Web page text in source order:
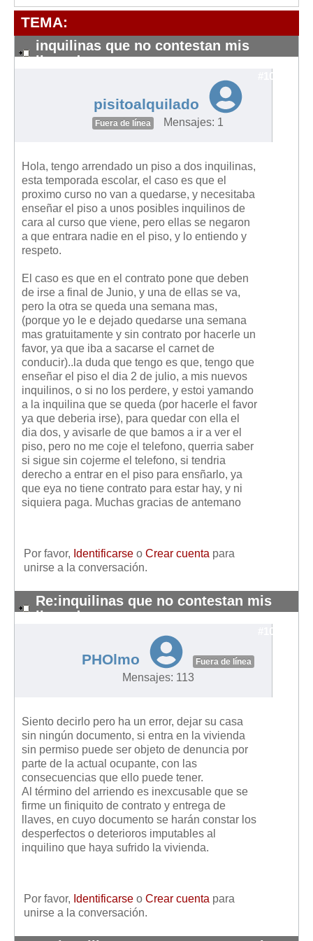
Requerimientos y comunicaciones
Formularios sobre Propiedad Horizontal
Modelos de Acta de Junta de Propietarios
Requerimientos y comunicaciones
Legislación
Legislación sobre la Comunidad de Propietarios
Legislación sobre Adquisición de Vivienda en Propiedad
Legislación de interés práctico
Diccionario
Usuario
Entrar / Salir
Mis boletines
TEMA:
inquilinas que no contestan mis
llamadas
#10136
pisitoalquilado
Fuera de línea Mensajes: 1
Hola, tengo arrendado un piso a dos inquilinas,
esta temporada escolar, el caso es que el
proximo curso no van a quedarse, y necesitaba
enseñar el piso a unos posibles inquilinos de
cara al curso que viene, pero ellas se negaron
a que entrara nadie en el piso, y lo entiendo y
respeto.
El caso es que en el contrato pone que deben
de irse a final de Junio, y una de ellas se va,
pero la otra se queda una semana mas,
(porque yo le e dejado quedarse una semana
mas gratuitamente y sin contrato por hacerle un
favor, ya que iba a sacarse el carnet de
conducir)..la duda que tengo es que, tengo que
enseñar el piso el dia 2 de julio, a mis nuevos
inquilinos, o si no los perdere, y estoi yamando
a la inquilina que se queda (por hacerle el favor
ya que deberia irse), para quedar con ella el
dia dos, y avisarle de que bamos a ir a ver el
piso, pero no me coje el telefono, querria saber
si sigue sin cojerme el telefono, si tendria
derecho a entrar en el piso para ensñarlo, ya
que eya no tiene contrato para estar hay, y ni
siquiera paga. Muchas gracias de antemano
Por favor, Identificarse o Crear cuenta para
unirse a la conversación.
Re:inquilinas que no contestan mis
llamadas
#10137
PHOlmo Fuera de línea
Mensajes: 113
Siento decirlo pero ha un error, dejar su casa
sin ningún documento, si entra en la vivienda
sin permiso puede ser objeto de denuncia por
parte de la actual ocupante, con las
consecuencias que ello puede tener.
Al término del arriendo es inexcusable que se
firme un finiquito de contrato y entrega de
llaves, en cuyo documento se harán constar los
desperfectos o deterioros imputables al
inquilino que haya sufrido la vivienda.
Por favor, Identificarse o Crear cuenta para
unirse a la conversación.